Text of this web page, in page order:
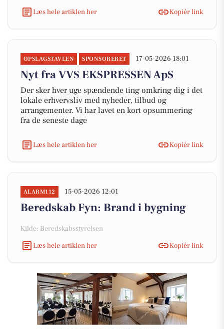
Læs hele artiklen her
Kopiér link
OPSLAGSTAVLEN SPONSORERET 17-05-2026 18:01
Nyt fra VVS EKSPRESSEN ApS
Der sker hver uge spændende ting omkring dig i det
lokale erhvervsliv med nyheder, tilbud og
arrangementer. Vi har lavet en kort opsummering
fra de seneste dage
Læs hele artiklen her Kopiér link
ALARM112 15-05-2026 12:01
Beredskab Fyn: Brand i bygning
Kilde: Beredskabsstyrelsen
Læs hele artiklen her
Kopiér link